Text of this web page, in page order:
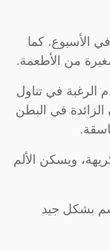
حرارية في الأسبوع. كما
من الأطعمة.
الرغبة في تناول
في البطن
ويسكن الألم
بشكل جيد